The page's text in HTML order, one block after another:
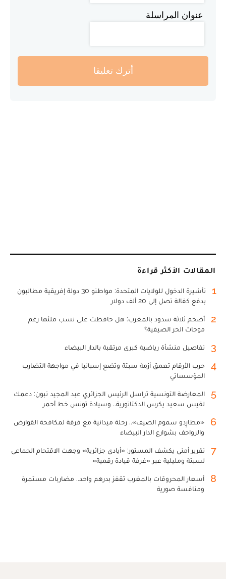
عنوان المراسلة
أترك تعليقا
المقالات الأكثر قراءة
1
تأشيرة الدخول للولايات المتحدة: مواطنو 30 دولة إفريقية مطالبون
بدفع كفالة تصل إلى 20 ألف دولار
2
أضخم ثلاثة سدود بالمغرب: هل حافظت على نسب ملئها رغم
موجات الحر الصيفية؟
3 تفاصيل منشأة رياضية كبرى مرتقبة بالدار البيضاء
4
حرب الأرقام تعمق أزمة سبتة وتضع إسبانيا في مواجهة التضارب
المؤسساتي
5
المعارضة التونسية تراسل الرئيس الجزائري عبد المجيد تبون: دعمك
لقيس سعيد يكرس الدكتاتورية.. وسيادة تونس خط أحمر
6
«مطارِدو سموم الصيف».. رحلة ميدانية مع فرقة لمكافحة القوارض
والزواحف بشوارع الدار البيضاء
7
تقرير أمني يكشف المستور: «أيادي جزائرية» وجهت الاقتحام الجماعي
لسبتة ومليلية عبر «غرفة قيادة رقمية»
8
أسعار المحروقات بالمغرب تقفز بدرهم واحد.. مضاربات مستمرة
ومنافسة صورية